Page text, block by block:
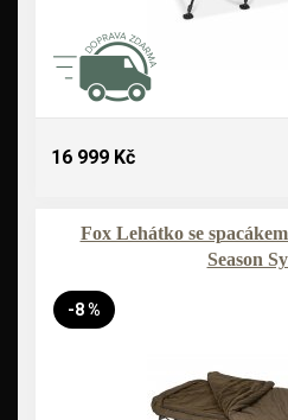
16 999 Kč
Fox Lehátko se
Season
-8 %